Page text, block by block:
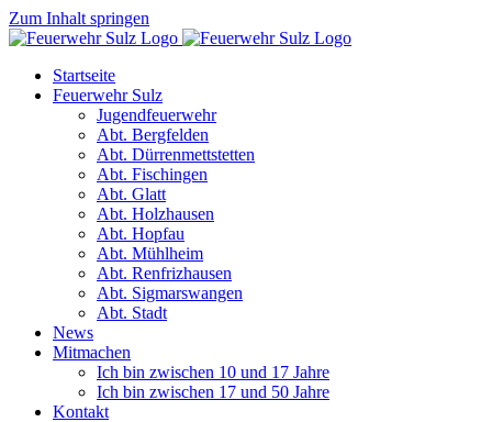
Zum Inhalt springen
Startseite
Feuerwehr Sulz
Jugendfeuerwehr
Abt. Bergfelden
Abt. Dürrenmettstetten
Abt. Fischingen
Abt. Glatt
Abt. Holzhausen
Abt. Hopfau
Abt. Mühlheim
Abt. Renfrizhausen
Abt. Sigmarswangen
Abt. Stadt
News
Mitmachen
Ich bin zwischen 10 und 17 Jahre
Ich bin zwischen 17 und 50 Jahre
Kontakt